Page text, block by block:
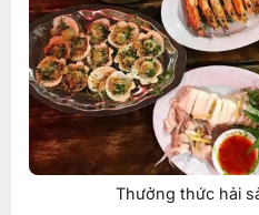
Thưởng thức hải